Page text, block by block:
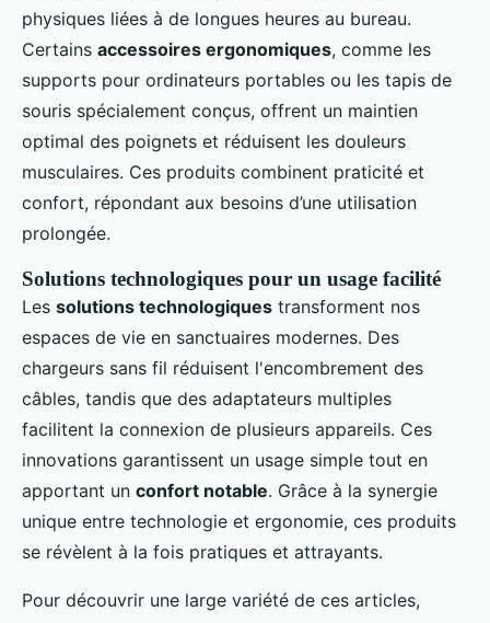
physiques liées à de longues heures au bureau.
Certains accessoires ergonomiques, comme les
supports pour ordinateurs portables ou les tapis de
souris spécialement conçus, offrent un maintien
optimal des poignets et réduisent les douleurs
musculaires. Ces produits combinent praticité et
confort, répondant aux besoins d’une utilisation
prolongée.
Solutions technologiques pour un usage facilité
Les solutions technologiques transforment nos
espaces de vie en sanctuaires modernes. Des
chargeurs sans fil réduisent l'encombrement des
câbles, tandis que des adaptateurs multiples
facilitent la connexion de plusieurs appareils. Ces
innovations garantissent un usage simple tout en
apportant un confort notable. Grâce à la synergie
unique entre technologie et ergonomie, ces produits
se révèlent à la fois pratiques et attrayants.
Pour découvrir une large variété de ces articles,